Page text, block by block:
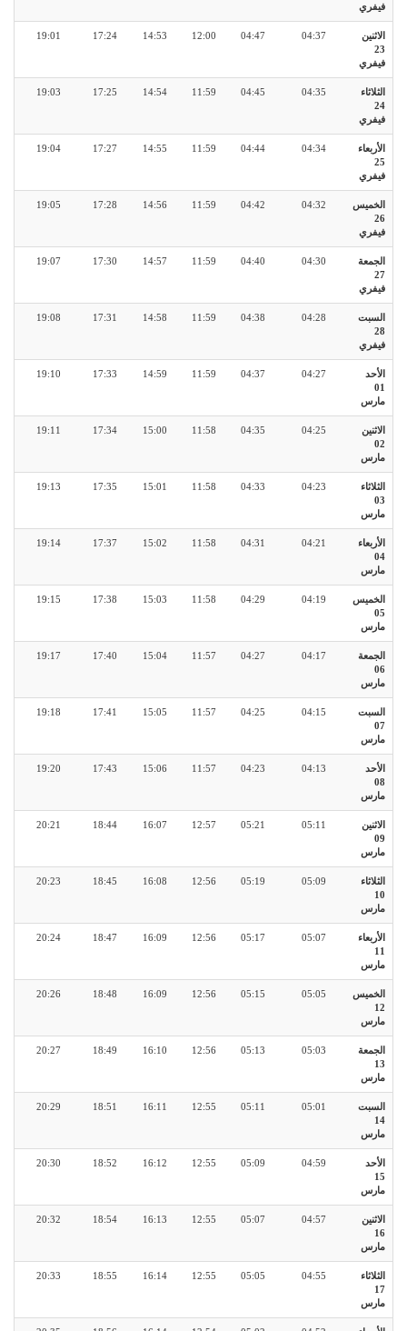
فيفري
الاثنين
23
فيفري
04:37
04:47
12:00
14:53
17:24
19:01
الثلاثاء
24
فيفري
04:35
04:45
11:59
14:54
17:25
19:03
الأربعاء
25
فيفري
04:34
04:44
11:59
14:55
17:27
19:04
الخميس
26
فيفري
04:32
04:42
11:59
14:56
17:28
19:05
الجمعة
27
فيفري
04:30
04:40
11:59
14:57
17:30
19:07
السبت
28
فيفري
04:28
04:38
11:59
14:58
17:31
19:08
الأحد
01
مارس
04:27
04:37
11:59
14:59
17:33
19:10
الاثنين
02
مارس
04:25
04:35
11:58
15:00
17:34
19:11
الثلاثاء
03
مارس
04:23
04:33
11:58
15:01
17:35
19:13
الأربعاء
04
مارس
04:21
04:31
11:58
15:02
17:37
19:14
الخميس
05
مارس
04:19
04:29
11:58
15:03
17:38
19:15
الجمعة
06
مارس
04:17
04:27
11:57
15:04
17:40
19:17
السبت
07
مارس
04:15
04:25
11:57
15:05
17:41
19:18
الأحد
08
مارس
04:13
04:23
11:57
15:06
17:43
19:20
الاثنين
09
مارس
05:11
05:21
12:57
16:07
18:44
20:21
الثلاثاء
10
مارس
05:09
05:19
12:56
16:08
18:45
20:23
الأربعاء
11
مارس
05:07
05:17
12:56
16:09
18:47
20:24
الخميس
12
مارس
05:05
05:15
12:56
16:09
18:48
20:26
الجمعة
13
مارس
05:03
05:13
12:56
16:10
18:49
20:27
السبت
14
مارس
05:01
05:11
12:55
16:11
18:51
20:29
الأحد
15
مارس
04:59
05:09
12:55
16:12
18:52
20:30
الاثنين
16
مارس
04:57
05:07
12:55
16:13
18:54
20:32
الثلاثاء
17
مارس
04:55
05:05
12:55
16:14
18:55
20:33